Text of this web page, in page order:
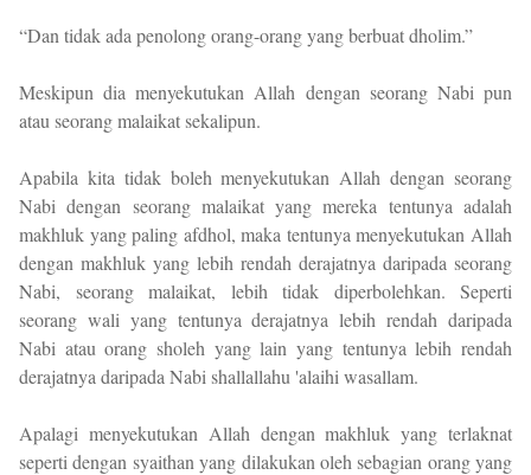
“Dan tidak ada penolong orang-orang yang berbuat dholim.”
Meskipun dia menyekutukan Allah dengan seorang Nabi pun
atau seorang malaikat sekalipun.
Apabila kita tidak boleh menyekutukan Allah dengan seorang
Nabi dengan seorang malaikat yang mereka tentunya adalah
makhluk yang paling afdhol, maka tentunya menyekutukan Allah
dengan makhluk yang lebih rendah derajatnya daripada seorang
Nabi, seorang malaikat, lebih tidak diperbolehkan. Seperti
seorang wali yang tentunya derajatnya lebih rendah daripada
Nabi atau orang sholeh yang lain yang tentunya lebih rendah
derajatnya daripada Nabi shallallahu 'alaihi wasallam.
Apalagi menyekutukan Allah dengan makhluk yang terlaknat
seperti dengan syaithan yang dilakukan oleh sebagian orang yang